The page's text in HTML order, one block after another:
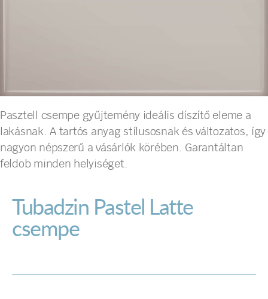
Pasztell csempe gyűjtemény ideális díszítő eleme a
lakásnak. A tartós anyag stílusosnak és változatos, így
nagyon népszerű a vásárlók körében. Garantáltan
feldob minden helyiséget.
Tubadzin Pastel Latte
csempe